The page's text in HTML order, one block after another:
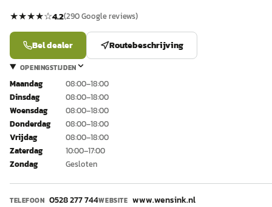
★★★★☆4.2(290Google reviews)
Bel dealer Routebeschrijving
OPENINGSTIJDEN
Maandag
08:00–18:00
Dinsdag
08:00–18:00
Woensdag
08:00–18:00
Donderdag
08:00–18:00
Vrijdag
08:00–18:00
Zaterdag
10:00–17:00
Zondag
Gesloten
TELEFOON 0528 277 744WEBSITE www.wensink.nl